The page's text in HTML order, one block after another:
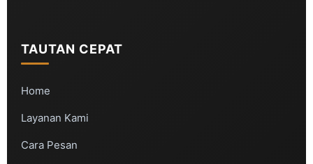
TAUTAN CEPAT
Home
Layanan Kami
Cara Pesan